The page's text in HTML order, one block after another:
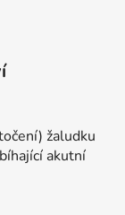
žaludku
akutní